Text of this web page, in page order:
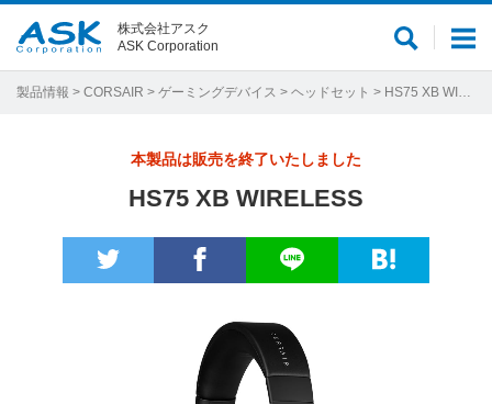
メ
ュ
サ
ト
株式会社アスク
ASK Corporation
製品情報 > CORSAIR > ゲーミングデバイス > ヘッドセット > HS75 XB WIRELESS
本製品は販売を終了いたしました
HS75 XB WIRELESS